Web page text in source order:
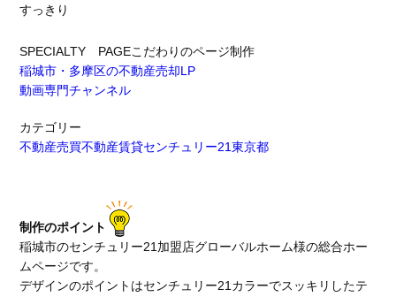
すっきり
SPECIALTY PAGEこだわりのページ制作
稲城市・多摩区の不動産売却LP
動画専門チャンネル
カテゴリー
不動産売買不動産賃貸センチュリー21東京都
制作のポイント
稲城市のセンチュリー21加盟店グローバルホーム様の総合ホー
ムページです。
デザインのポイントはセンチュリー21カラーでスッキリしたテ